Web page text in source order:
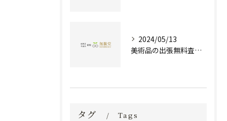
2024/05/13
美術品の出張無料査定 | 一万点以上の実績で信頼の骨董品買取専門店
タグ Tags